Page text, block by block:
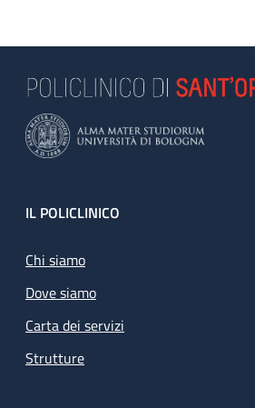
Footer
IL POLICLINICO
Chi siamo
Dove siamo
Carta dei servizi
Strutture